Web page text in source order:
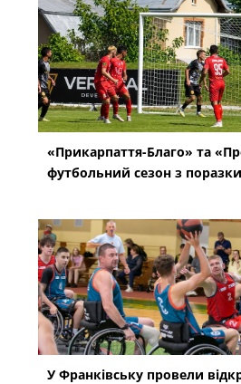
«Прикарпаття-Благо» та
футбольний сезон з поразки
У Франківську провели